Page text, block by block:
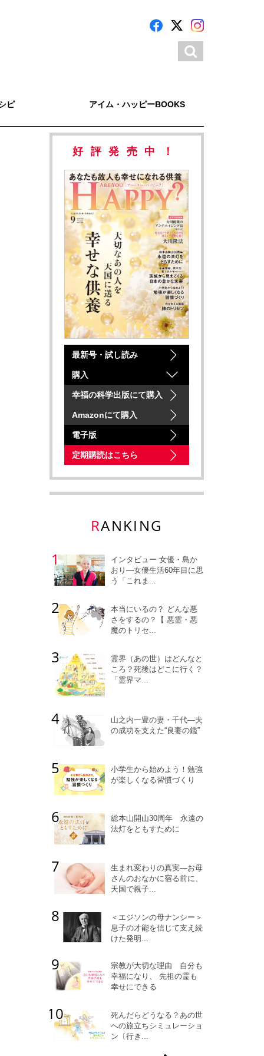
ピ アイム・ハッピーBOOKS
好評発売中！
最新号・試し読み
購入
幸福の科学出版にて購入
Amazonにて購入
電子版
定期購読はこちら
RANKING
インタビュー 女優・島か
おり―女優生活60年目に思
う「これま...
本当にいるの？ どんな悪
さをするの？【 悪霊・悪
魔のトリセ...
霊界（あの世）はどんなと
ころ？死後はどこに行く？
「霊界マ...
山之内一豊の妻・千代―夫
の成功を支えた“良妻の鑑”
小学生から始めよう！勉強
が楽しくなる習慣づくり
総本山開山30周年 永遠の
法灯をともすために
生まれ変わりの真実―お母
さんのおなかに宿る前に、
天国で親子...
＜エジソンの母ナンシー＞
息子の才能を信じて支え続
けた発明...
宗教が大切な理由 自分も
幸福になり、 先祖の霊も
幸せにできる
死んだらどうなる？あの世
への旅立ちシミュレーショ
ン〔行き...